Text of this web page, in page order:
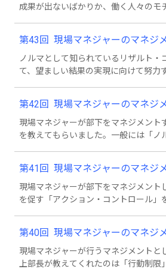
成果が出ないばかりか、働く人々の
第43回 現場マネジャーのマネジ
ノルマとして知られているリザルト
て、望ましい結果の実現に向けて努力
第42回 現場マネジャーのマネジ
現場マネジャーが部下をマネジメン
を教えてもらいました。一般には「
第41回 現場マネジャーのマネジ
現場マネジャーが部下をマネジメン
を促す「アクション・コントロール」
第40回 現場マネジャーのマネジ
現場マネジャーが行うマネジメント
上部長が教えてくれたのは「行動制